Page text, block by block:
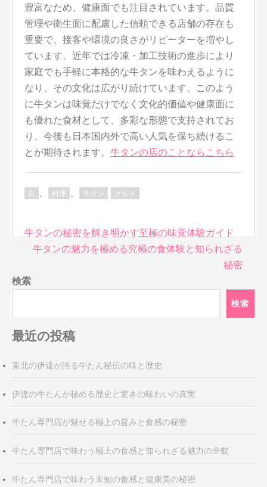
豊富なため、健康面でも注目されています。品質
管理や衛生面に配慮した信頼できる店舗の存在も
重要で、接客や環境の良さがリピーターを増やし
ています。近年では冷凍・加工技術の進歩により
家庭でも手軽に本格的な牛タンを味わえるように
なり、その文化は広がり続けています。このよう
に牛タンは味覚だけでなく文化的価値や健康面に
も優れた食材として、多彩な形態で支持されてお
り、今後も日本国内外で高い人気を保ち続けるこ
とが期待されます。 牛タンの店のことならこちら
店 料理 牛タン グルメ
投
稿
ビ
ゲ
シ
ョ
牛タンの秘密を解き明かす至極の味覚体験ガイド
牛タンの魅力を極める究極の食体験と知られざる
秘密
検索
検索
最近の投稿
東北の伊達が誇る牛たん秘伝の味と歴史
伊達の牛たんが秘める歴史と驚きの味わいの真実
牛たん専門店が魅せる極上の旨みと食感の秘密
牛たん専門店で味わう極上の食感と知られざる魅力の全貌
牛たん専門店で味わう未知の食感と健康美の秘密